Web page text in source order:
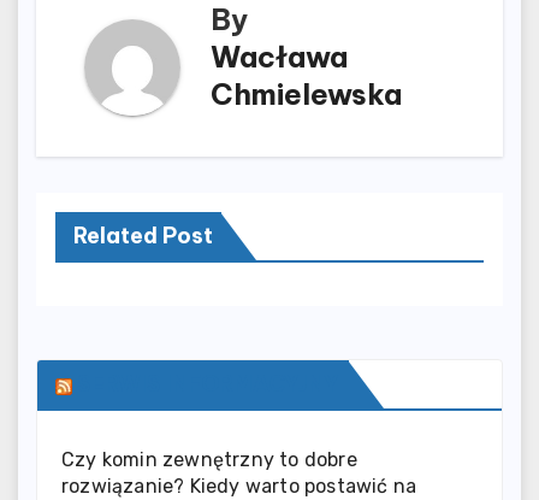
By
Wacława
Chmielewska
Related Post
Czy komin zewnętrzny to dobre
rozwiązanie? Kiedy warto postawić na